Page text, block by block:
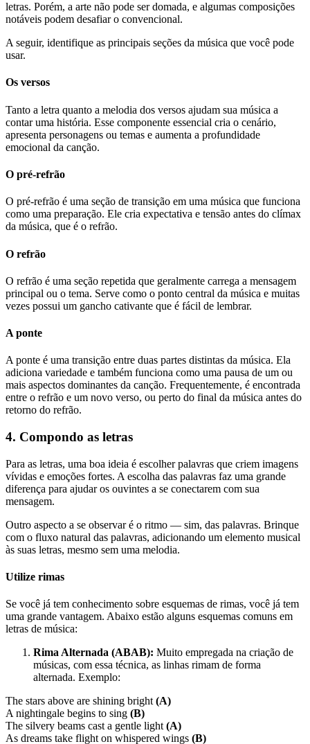
letras. Porém, a arte não pode ser domada, e algumas composições
notáveis podem desafiar o convencional.
A seguir, identifique as principais seções da música que você pode
usar.
Os versos
Tanto a letra quanto a melodia dos versos ajudam sua música a
contar uma história. Esse componente essencial cria o cenário,
apresenta personagens ou temas e aumenta a profundidade
emocional da canção.
O pré-refrão
O pré-refrão é uma seção de transição em uma música que funciona
como uma preparação. Ele cria expectativa e tensão antes do clímax
da música, que é o refrão.
O refrão
O refrão é uma seção repetida que geralmente carrega a mensagem
principal ou o tema. Serve como o ponto central da música e muitas
vezes possui um gancho cativante que é fácil de lembrar.
A ponte
A ponte é uma transição entre duas partes distintas da música. Ela
adiciona variedade e também funciona como uma pausa de um ou
mais aspectos dominantes da canção. Frequentemente, é encontrada
entre o refrão e um novo verso, ou perto do final da música antes do
retorno do refrão.
4. Compondo as letras
Para as letras, uma boa ideia é escolher palavras que criem imagens
vívidas e emoções fortes. A escolha das palavras faz uma grande
diferença para ajudar os ouvintes a se conectarem com sua
mensagem.
Outro aspecto a se observar é o ritmo — sim, das palavras. Brinque
com o fluxo natural das palavras, adicionando um elemento musical
às suas letras, mesmo sem uma melodia.
Utilize rimas
Se você já tem conhecimento sobre esquemas de rimas, você já tem
uma grande vantagem. Abaixo estão alguns esquemas comuns em
letras de música:
Rima Alternada (ABAB): Muito empregada na criação de
músicas, com essa técnica, as linhas rimam de forma
alternada. Exemplo:
The stars above are shining bright (A)
A nightingale begins to sing (B)
The silvery beams cast a gentle light (A)
As dreams take flight on whispered wings (B)